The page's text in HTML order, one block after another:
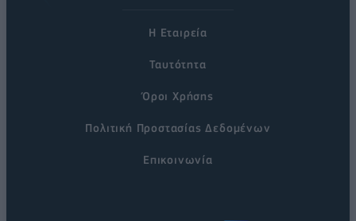
Η Εταιρεία
Ταυτότητα
Όροι Χρήσης
Πολιτική Προστασίας Δεδομένων
Επικοινωνία